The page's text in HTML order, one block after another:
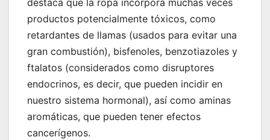
destaca que la ropa incorpora muchas veces
productos potencialmente tóxicos, como
retardantes de llamas (usados para evitar una
gran combustión), bisfenoles, benzotiazoles y
ftalatos (considerados como disruptores
endocrinos, es decir, que pueden incidir en
nuestro sistema hormonal), así como aminas
aromáticas, que pueden tener efectos
cancerígenos.